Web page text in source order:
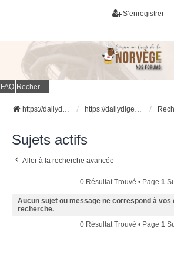
S’enregistrer
FAQ Rechercher
https://dailydigesthub.com https://dailydigesthub.com
Sujets actifs
Aller à la recherche avancée
0 Résultat Trouvé • Page 1
Aucun sujet ou message ne correspond à vos
recherche.
0 Résultat Trouvé • Page 1